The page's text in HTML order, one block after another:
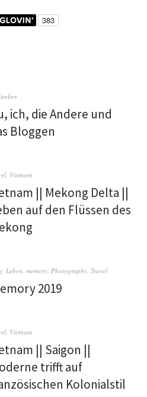
ich, die Andere und
Bloggen
, Vietnam
|| Mekong Delta ||
auf den Flüssen des
,Leben,memory,Photography, Travel
2019
, Vietnam
|| Saigon ||
trifft auf
Kolonialstil